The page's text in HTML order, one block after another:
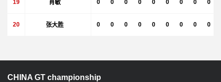
19 肖敏 0 0 0 0 0 0 0 0 0
20 张大胜 0 0 0 0 0 0 0 0 0
CHINA GT championship